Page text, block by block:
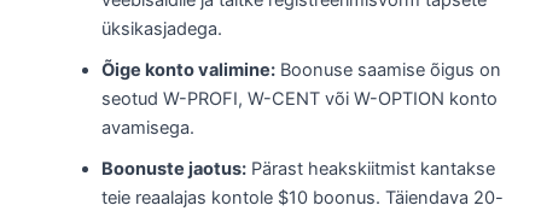
üksikasjadega.
Õige konto valimine:Boonuse saamise õigus on
seotud W-PROFI, W-CENT või W-OPTION konto
avamisega.
Boonuste jaotus:Pärast heakskiitmist kantakse
teie reaalajas kontole $10 boonus. Täiendava 20-